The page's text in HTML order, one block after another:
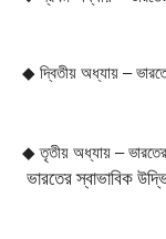
◆ দ্বিতীয় অধ্যায় –
◆ তৃতীয় অধ্যায় –
ভারতের স্বাভাবিক